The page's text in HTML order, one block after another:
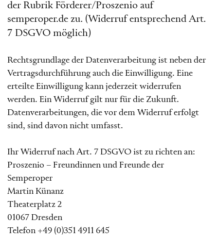
der Rubrik Förderer/Proszenio auf
semperoper.de zu. (Widerruf entsprechend Art.
7 DSGVO möglich)
Rechtsgrundlage der Datenverarbeitung ist neben der
Vertragsdurchführung auch die Einwilligung. Eine
erteilte Einwilligung kann jederzeit widerrufen
werden. Ein Widerruf gilt nur für die Zukunft.
Datenverarbeitungen, die vor dem Widerruf erfolgt
sind, sind davon nicht umfasst.
Ihr Widerruf nach Art. 7 DSGVO ist zu richten an:
Proszenio – Freundinnen und Freunde der
Semperoper
Martin Künanz
Theaterplatz 2
01067 Dresden
Telefon +49 (0)351 4911 645